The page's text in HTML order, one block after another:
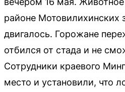
районе Мотовилихинских
двигалось. Горожане
отбился от стада и не
Сотрудники краевого
место и установили, что